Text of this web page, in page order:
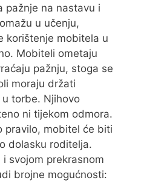
pažnje na nastavu i
u učenju,
korištenje mobitela u
Mobiteli ometaju
pažnju, stoga se
moraju držati
torbe. Njihovo
ni tijekom odmora.
pravilo, mobitel će biti
dolasku roditelja.
svojom prekrasnom
brojne mogućnosti: